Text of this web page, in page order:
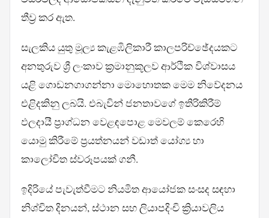
තීව්‍ර කර ඇත.
සැලකිය යුතු මූල්‍ය කැළඹිලිකාරී කාලපරිච්ඡේදයකට
අනතුරුව ශ්‍රී ලංකාව ක්‍රමානුකූලව ආර්ථික විශ්වාසය
යළි ගොඩනගාගන්නා මොහොතක මෙම නිවේදනය
එළිදකිනු ලබයි. එබැවින් ජනතාවගේ ඉතිරිකිරීම්
ඵලදායී ප්‍රාග්ධන වෙළඳපොළ මෙවලම් කෙරෙහි
යොමු කිරීමේ ප්‍රයත්නයන් වඩාත් යෝග්‍ය හා
කාලෝචිත ස්වරූපයක් ගනී.
ඉදිරියේ පැවැත්වීමට නියමිත ආයෝජක සංසද සඳහා
නිශ්චිත දිනයන්, ස්ථාන සහ ලියාපදිංචි ක්‍රියාවලිය